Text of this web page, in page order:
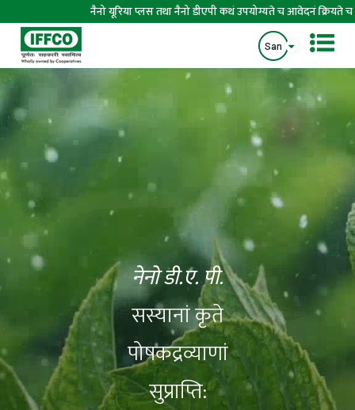
नैनो यूरिया प्लस तथा नैनो डीएपी कथं उपयोग्यते च आवेदनं क्रियते च इत्यस्य
San
नेनो डी.ए. पी.
परिशुद्धता एवं
स्थायी कृषे:
संवर्धनम्।